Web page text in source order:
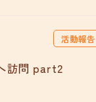
活動報告
訪問 part2